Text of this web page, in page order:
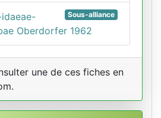
Sous-alliance
Oberdorfer 1962
une de ces fiches en